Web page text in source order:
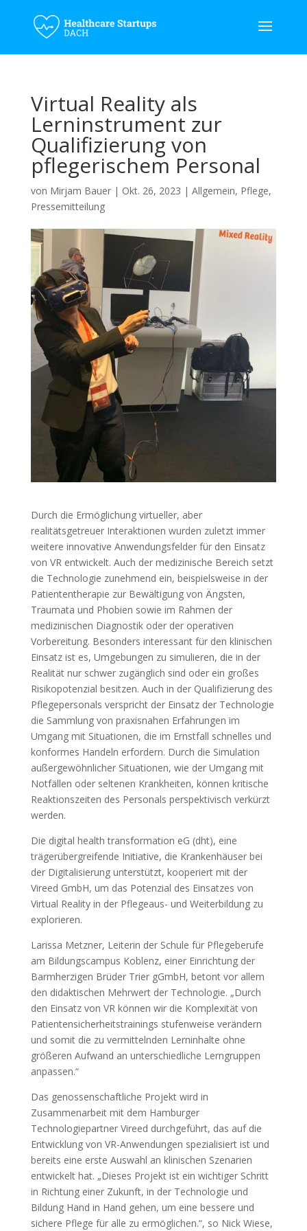
Virtual Reality als
Lerninstrument zur
Qualifizierung von
pflegerischem Personal
von Mirjam Bauer| Okt. 26, 2023 | Allgemein, Pflege,
Pressemitteilung
Durch die Ermöglichung virtueller, aber
realitätsgetreuer Interaktionen wurden zuletzt immer
weitere innovative Anwendungsfelder für den Einsatz
von VR entwickelt. Auch der medizinische Bereich setzt
die Technologie zunehmend ein, beispielsweise in der
Patiententherapie zur Bewältigung von Ängsten,
Traumata und Phobien sowie im Rahmen der
medizinischen Diagnostik oder der operativen
Vorbereitung. Besonders interessant für den klinischen
Einsatz ist es, Umgebungen zu simulieren, die in der
Realität nur schwer zugänglich sind oder ein großes
Risikopotenzial besitzen. Auch in der Qualifizierung des
Pflegepersonals verspricht der Einsatz der Technologie
die Sammlung von praxisnahen Erfahrungen im
Umgang mit Situationen, die im Ernstfall schnelles und
konformes Handeln erfordern. Durch die Simulation
außergewöhnlicher Situationen, wie der Umgang mit
Notfällen oder seltenen Krankheiten, können kritische
Reaktionszeiten des Personals perspektivisch verkürzt
werden.
Die digital health transformation eG (dht), eine
trägerübergreifende Initiative, die Krankenhäuser bei
der Digitalisierung unterstützt, kooperiert mit der
Vireed GmbH, um das Potenzial des Einsatzes von
Virtual Reality in der Pflegeaus- und Weiterbildung zu
explorieren.
Larissa Metzner, Leiterin der Schule für Pflegeberufe
am Bildungscampus Koblenz, einer Einrichtung der
Barmherzigen Brüder Trier gGmbH, betont vor allem
den didaktischen Mehrwert der Technologie. „Durch
den Einsatz von VR können wir die Komplexität von
Patientensicherheitstrainings stufenweise verändern
und somit die zu vermittelnden Lerninhalte ohne
größeren Aufwand an unterschiedliche Lerngruppen
anpassen.“
Das genossenschaftliche Projekt wird in
Zusammenarbeit mit dem Hamburger
Technologiepartner Vireed durchgeführt, das auf die
Entwicklung von VR-Anwendungen spezialisiert ist und
bereits eine erste Auswahl an klinischen Szenarien
entwickelt hat. „Dieses Projekt ist ein wichtiger Schritt
in Richtung einer Zukunft, in der Technologie und
Bildung Hand in Hand gehen, um eine bessere und
sichere Pflege für alle zu ermöglichen.“, so Nick Wiese,